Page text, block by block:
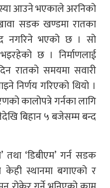
आउने भएकाले अरनिको
सडक खण्डमा रातका
नगरिने भएको छ । सो
छ । निर्माणलाई
रातको समयमा सवारी
निर्णय गरिएको थियो ।
कालोपत्रे गर्नका लागि
बिहान ५ बजेसम्म बन्द
तथा ‘डिबीएम’ गर्न सडक
स्थानमा बगाएको र